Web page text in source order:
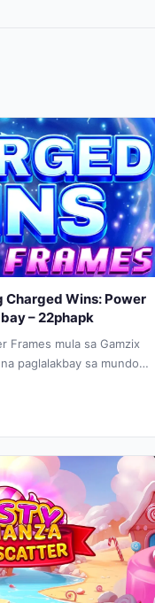
Charged Wins: Power
– 22phapk
Frames mula sa Gamzix
paglalakbay sa mundo